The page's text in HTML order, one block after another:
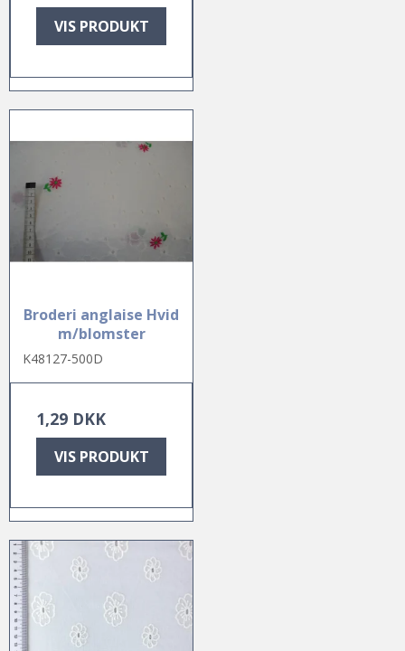
VIS PRODUKT
Broderi anglaise Hvid
m/blomster
K48127-500D
1,29 DKK
VIS PRODUKT